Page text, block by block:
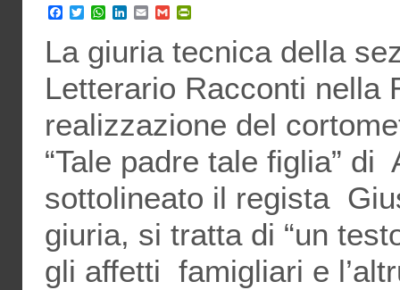
Facebook
TwitterWhatsApp
LinkedIn
EmailGmail
La giuria tecnica della
Letterario Racconti nella
realizzazione del
“Tale padre tale figlia”
sottolineato il regista
giuria, si tratta di “un
gli affetti famigliari e